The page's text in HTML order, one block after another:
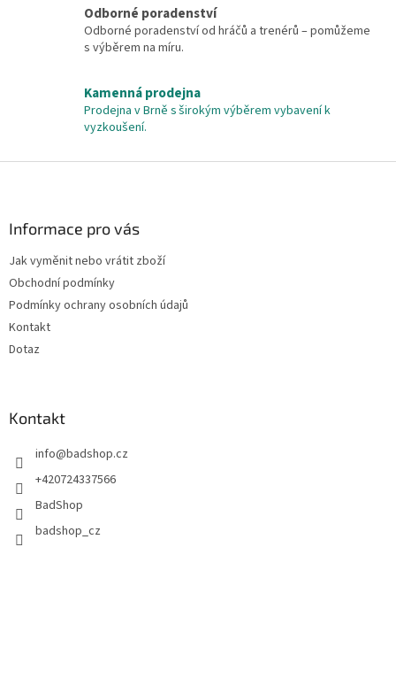
v
k
p
i
Odborné poradenství
Odborné poradenství od hráčů a trenérů – pomůžeme
s výběrem na míru.
Kamenná prodejna
Prodejna v Brně s širokým výběrem vybavení k
vyzkoušení.
Informace pro vás
Jak vyměnit nebo vrátit zboží
Obchodní podmínky
Podmínky ochrany osobních údajů
Kontakt
Dotaz
Kontakt
info@badshop.cz
+420724337566
BadShop
badshop_cz